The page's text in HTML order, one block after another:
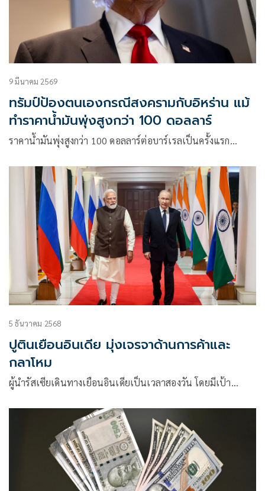
9 มีนาคม 2569
ทรัมป์ป้องตนเองกรณีสงครามกับอิหร่าน แม้
ทำราคาน้ำมันพุ่งสูงกว่า 100 ดอลลาร์
ราคาน้ำมันพุ่งสูงกว่า 100 ดอลลาร์ต่อบาร์เรลเป็นครั้งแรก…
5 ธันวาคม 2568
ปูตินเยือนอินเดีย มุ่งเจรจาด้านการค้าและ
กลาโหม
ผู้นำรัสเซียเดินทางเยือนอินเดียเป็นเวลาสองวัน โดยมีเป้า…